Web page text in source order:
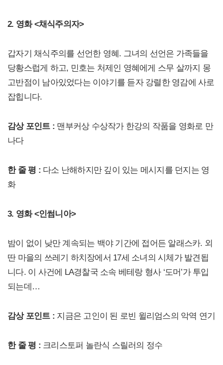
2. 영화 <채식주의자>
갑자기 채식주의를 선언한 영혜. 그녀의 선언은 가족들을
당황스럽게 하고, 민호는 처제인 영혜에게 스무 살까지 몽
고반점이 남아있었다는 이야기를 듣자 강렬한 영감에 사로
잡힙니다.
감상 포인트 : 맨부커상 수상작가 한강의 작품을 영화로 만
나다
한 줄 평 : 다소 난해하지만 깊이 있는 메시지를 던지는 영
화
3. 영화 <인썸니아>
밤이 없이 낮만 계속되는 백야 기간에 접어든 알래스카. 외
딴 마을의 쓰레기 하치장에서 17세 소녀의 시체가 발견됩
니다. 이 사건에 LA경찰국 소속 베테랑 형사 ‘도머’가 투입
되는데…
감상 포인트 : 지금은 고인이 된 로빈 윌리엄스의 악역 연기
한 줄 평 : 크리스토퍼 놀란식 스릴러의 정수